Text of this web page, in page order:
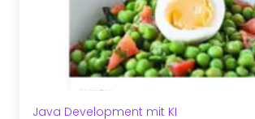
Java Development mit KI